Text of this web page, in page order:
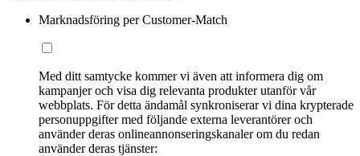
Marknadsföring per Customer-Match
Med ditt samtycke kommer vi även att informera dig om
kampanjer och visa dig relevanta produkter utanför vår
webbplats. För detta ändamål synkroniserar vi dina krypterade
personuppgifter med följande externa leverantörer och
använder deras onlineannonseringskanaler om du redan
använder deras tjänster: